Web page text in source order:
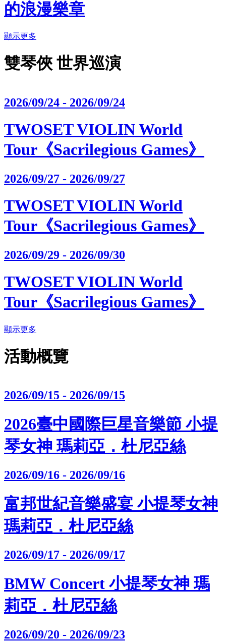
的浪漫樂章
顯示更多
雙琴俠 世界巡演
2026/09/24 - 2026/09/24
TWOSET VIOLIN World
Tour《Sacrilegious Games》
2026/09/27 - 2026/09/27
TWOSET VIOLIN World
Tour《Sacrilegious Games》
2026/09/29 - 2026/09/30
TWOSET VIOLIN World
Tour《Sacrilegious Games》
顯示更多
活動概覽
2026/09/15 - 2026/09/15
2026臺中國際巨星音樂節 小提
琴女神 瑪莉亞．杜尼亞絲
2026/09/16 - 2026/09/16
富邦世紀音樂盛宴 小提琴女神
瑪莉亞．杜尼亞絲
2026/09/17 - 2026/09/17
BMW Concert 小提琴女神 瑪
莉亞．杜尼亞絲
2026/09/20 - 2026/09/23